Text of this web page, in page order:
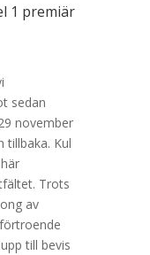
1 premiär
sedan
november
tillbaka. Kul
Trots
av
till bevis